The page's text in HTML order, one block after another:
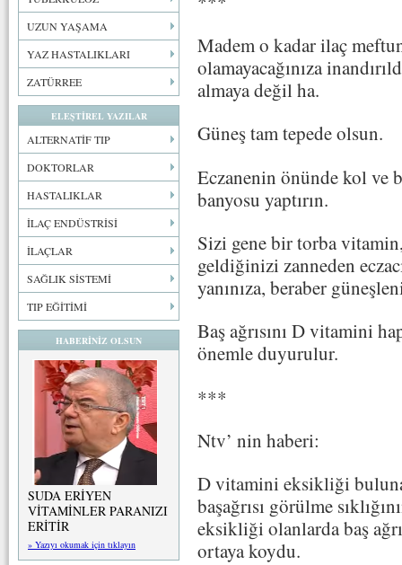
UZUN YAŞAMA
YAZ HASTALIKLARI
ZATÜRREE
ELEŞTİREL YAZILAR
ALTERNATİF TIP
DOKTORLAR
HASTALIKLAR
İLAÇ ENDÜSTRİSİ
İLAÇLAR
SAĞLIK SİSTEMİ
TIP EĞİTİMİ
HABERİNİZ OLSUN
SUDA ERİYEN
VİTAMİNLER PARANIZI
ERİTİR
» Yazıyı okumak için tıklayın
Madem o kadar ilaç
olamayacağınıza
almaya değil ha.
Güneş tam tepede olsun.
Eczanenin önünde kol ve
banyosu yaptırın.
Sizi gene bir torba
geldiğinizi zanneden
yanınıza, beraber
Baş ağrısını D vitamini
önemle duyurulur.
***
Ntv’ nin haberi:
D vitamini eksikliği
başağrısı görülme
eksikliği olanlarda baş
ortaya koydu.